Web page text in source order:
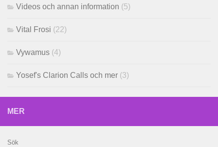
Videos och annan information (5)
Vital Frosi (22)
Vywamus (4)
Yosef's Clarion Calls och mer (3)
MER
Sök